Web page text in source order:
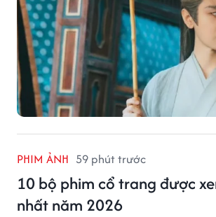
PHIM ẢNH 59 phút trước
10 bộ phim cổ trang được
nhất năm 2026